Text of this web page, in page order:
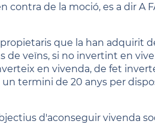
de la moció, es a dir A
que la han adquirit
veïns, si no invertint en
en vivenda, de fet
termini de 20 anys per
d'aconseguir vivenda